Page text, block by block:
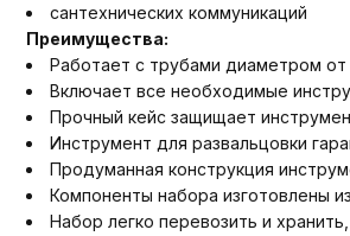
сантехнических коммуникаций
Преимущества:
Работает с трубами диаметром
Включает все необходимые
Прочный кейс защищает
Инструмент для развальцовки
Продуманная конструкция
Компоненты набора изготовлены
Набор легко перевозить и